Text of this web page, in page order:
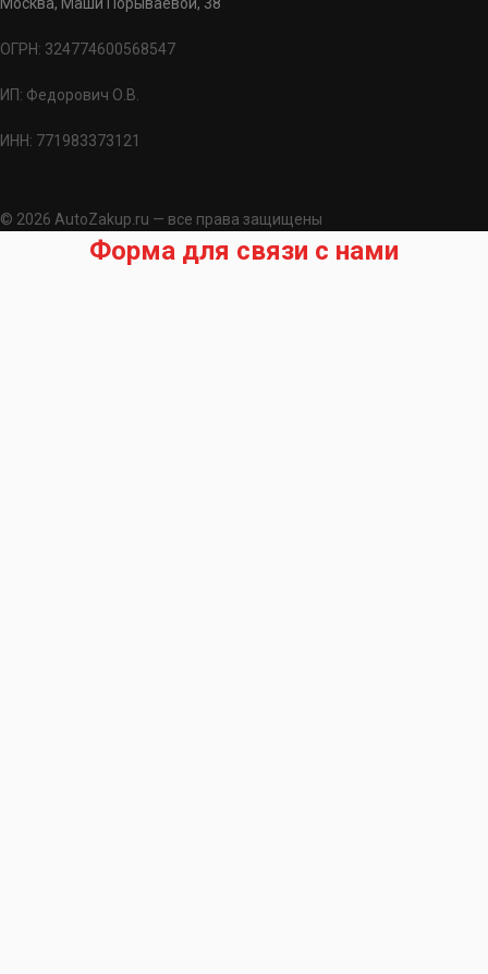
ОГРН: 324774600568547
ИП: Федорович О.В.
ИНН: 771983373121
© 2026 AutoZakup.ru — все права защищены
Форма для связи с нами